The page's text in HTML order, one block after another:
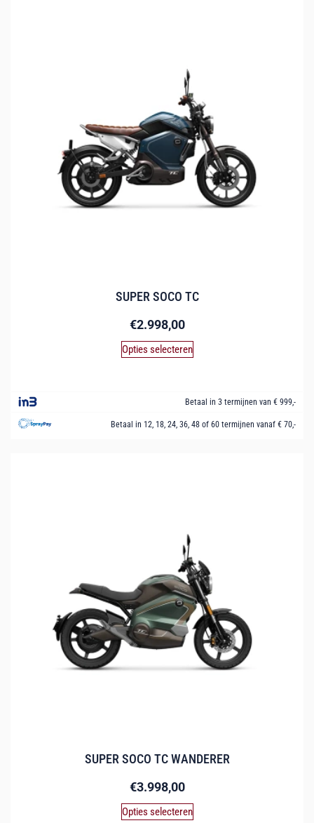
SUPER SOCO TC
€2.998,00
Opties selecteren
Betaal in 3 termijnen van € 999,-
Betaal in 12, 18, 24, 36, 48 of 60 termijnen vanaf € 70,-
SUPER SOCO TC WANDERER
€3.998,00
Opties selecteren